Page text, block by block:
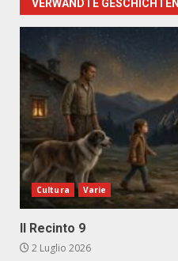
VERWANDTE GESCHICHTEN
Cultura Varie
Il Recinto 9
2 Luglio 2026